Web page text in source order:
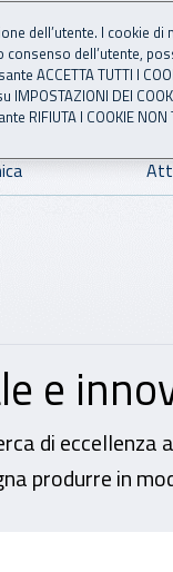
e
di
produrre in
dell’utente. I cookie di
dell’utente,
ACCETTA TUTTI I
DEI
RIFIUTA I COOKIE NON